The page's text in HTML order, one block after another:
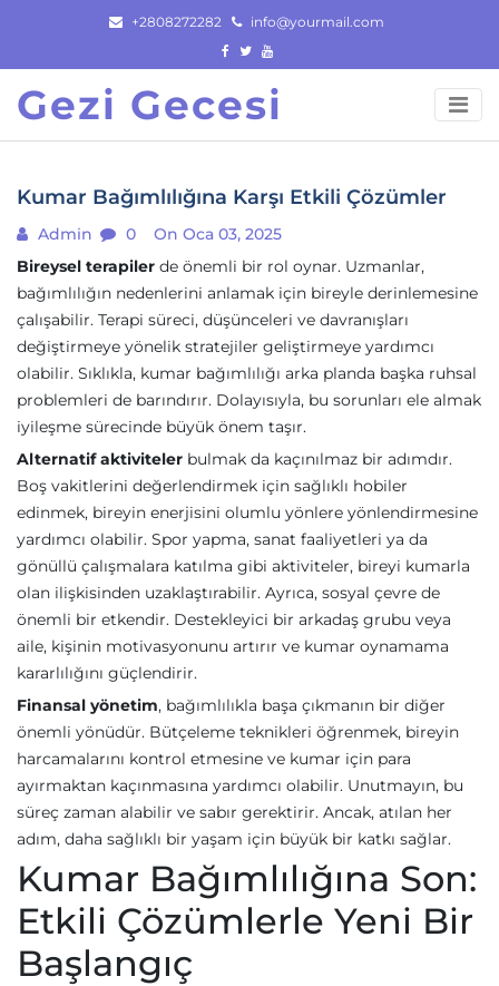
content
+2808272282 info@yourmail.com
Gezi Gecesi
Kumar Bağımlılığına Karşı Etkili Çözümler
Admin 0
On Oca 03, 2025
Bireysel terapiler de önemli bir rol oynar. Uzmanlar,
bağımlılığın nedenlerini anlamak için bireyle derinlemesine
çalışabilir. Terapi süreci, düşünceleri ve davranışları
değiştirmeye yönelik stratejiler geliştirmeye yardımcı
olabilir. Sıklıkla, kumar bağımlılığı arka planda başka ruhsal
problemleri de barındırır. Dolayısıyla, bu sorunları ele almak
iyileşme sürecinde büyük önem taşır.
Alternatif aktiviteler bulmak da kaçınılmaz bir adımdır.
Boş vakitlerini değerlendirmek için sağlıklı hobiler
edinmek, bireyin enerjisini olumlu yönlere yönlendirmesine
yardımcı olabilir. Spor yapma, sanat faaliyetleri ya da
gönüllü çalışmalara katılma gibi aktiviteler, bireyi kumarla
olan ilişkisinden uzaklaştırabilir. Ayrıca, sosyal çevre de
önemli bir etkendir. Destekleyici bir arkadaş grubu veya
aile, kişinin motivasyonunu artırır ve kumar oynamama
kararlılığını güçlendirir.
Finansal yönetim, bağımlılıkla başa çıkmanın bir diğer
önemli yönüdür. Bütçeleme teknikleri öğrenmek, bireyin
harcamalarını kontrol etmesine ve kumar için para
ayırmaktan kaçınmasına yardımcı olabilir. Unutmayın, bu
süreç zaman alabilir ve sabır gerektirir. Ancak, atılan her
adım, daha sağlıklı bir yaşam için büyük bir katkı sağlar.
Kumar Bağımlılığına Son:
Etkili Çözümlerle Yeni Bir
Başlangıç